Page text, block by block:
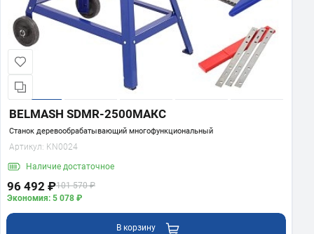
BELMASH SDMR-2500МАКС
Станок деревообрабатывающий многофункциональный
Артикул: KN0024
Наличие достаточное
96 492 ₽101 570 ₽
Экономия: 5 078 ₽
В корзину